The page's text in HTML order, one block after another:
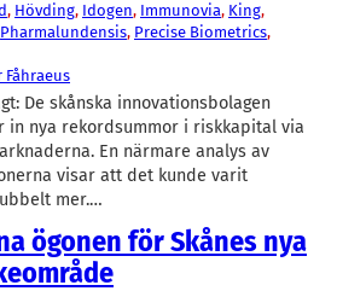
, Hövding, Idogen, Immunovia, King
Pharmalundensis, Precise Biometrics
Fåhraeus
De skånska innovationsbolagen
in nya rekordsummor i riskkapital via
En närmare analys av
visar att det kunde varit
mer.…
ögonen för Skånes nya